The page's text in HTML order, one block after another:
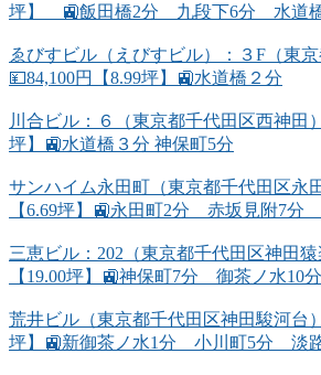
坪】 🚉飯田橋2分 九段下6分 水道
ゑびすビル（えびすビル）：３F（東京
💴84,100円【8.99坪】🚉水道橋２分
川合ビル：６（東京都千代田区西神田
坪】🚉水道橋３分 神保町5分
サンハイム永田町（東京都千代田区永
【6.69坪】🚉永田町2分 赤坂見附7分
三恵ビル：202（東京都千代田区神田猿
【19.00坪】🚉神保町7分 御茶ノ水10
荒井ビル（東京都千代田区神田駿河台
坪】🚉新御茶ノ水1分 小川町5分 淡